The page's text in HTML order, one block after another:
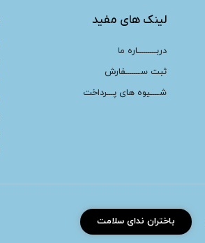
لینک های مفید
دربـــــــــاره ما
ثبت ســـــــفارش
شــــیوه های پـــرداخت
باختران ندای سلامت